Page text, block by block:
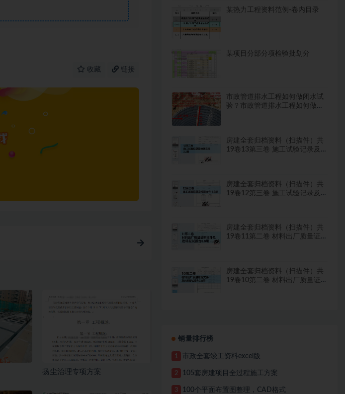
收藏 链接
扬尘治理专项方案
某热力工程资料范例-卷内目录
某项目分部分项检验批划分
市政管道排水工程如何做闭水试
验？市政管道排水工程如何做闭
房建全套归档资料（扫描件）共
19卷13第三卷 施工试验记录及
房建全套归档资料（扫描件）共
19卷12第三卷 施工试验记录及
房建全套归档资料（扫描件）共
19卷11第二卷 材料出厂质量证
房建全套归档资料（扫描件）共
19卷10第二卷 材料出厂质量证
销量排行榜
1 市政全套竣工资料excel版
2 105套房建项目全过程施工方案
3 100个平面布置图整理，CAD格式